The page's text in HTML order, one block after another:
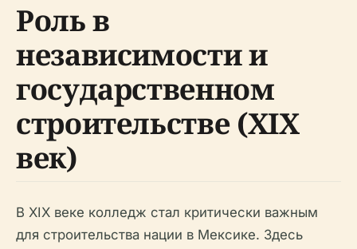
Роль в
независимости и
государственном
строительстве (XIX
век)
В XIX веке колледж стал критически важным
для строительства нации в Мексике. Здесь